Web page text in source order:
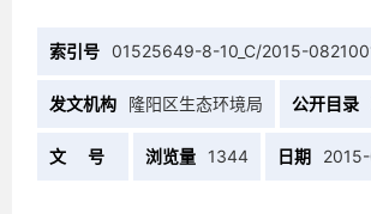
索引号 01525649-8-10_C/2015-
发文机构 隆阳区生态环境局 公开目录
文 号 浏览量 1344 日期